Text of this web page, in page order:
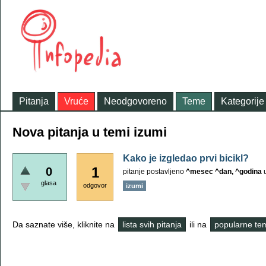
Pitanja Vruće Neodgovoreno Teme Kategorije
Nova pitanja u temi izumi
0
glasa
1
odgovor
Kako je izgledao prvi bicikl?
pitanje postavljeno ^mesec ^dan, ^godina
izumi
Da saznate više, kliknite na lista svih pitanja ili na popularne